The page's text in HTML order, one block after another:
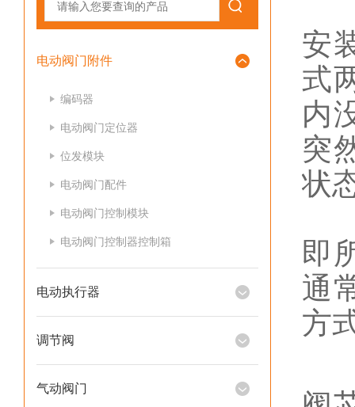
电动阀门附件
编码器
电动阀门定位器
位发模块
电动阀门配件
电动阀门控制模块
电动阀门控制器控制箱
电动执行器
调节阀
气动阀门
安
式
内
突
状
即
通
方